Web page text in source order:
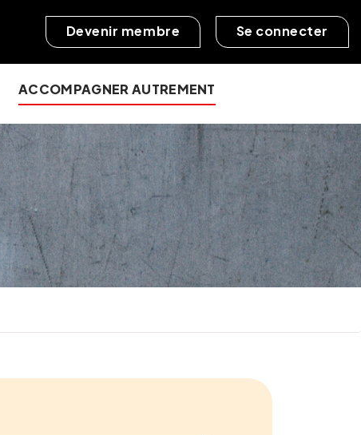
Devenir membre Se connecter
ACCOMPAGNER AUTREMENT